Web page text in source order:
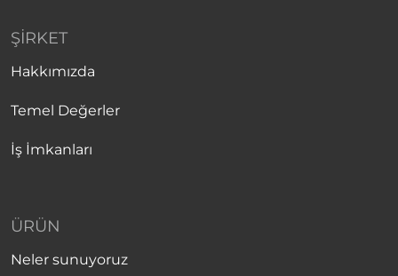
ŞIRKET
Hakkımızda
Temel Değerler
İş İmkanları
ÜRÜN
Neler sunuyoruz